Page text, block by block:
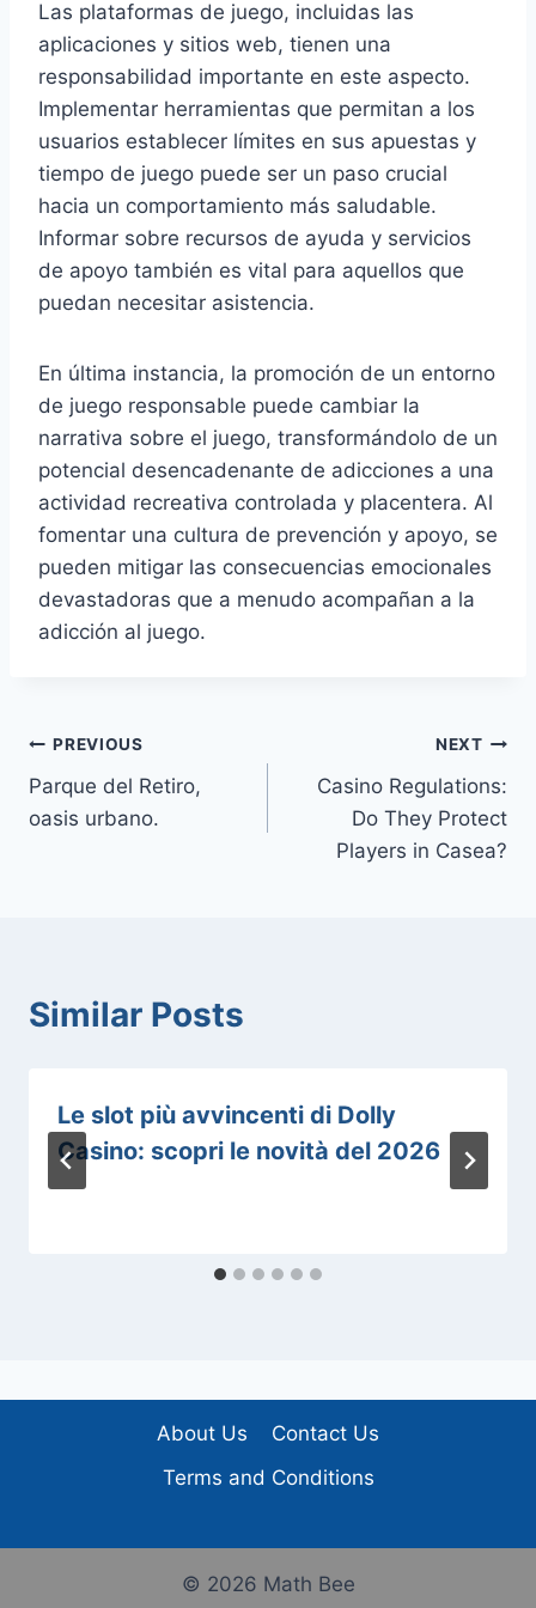
Las plataformas de juego, incluidas las
aplicaciones y sitios web, tienen una
responsabilidad importante en este aspecto.
Implementar herramientas que permitan a los
usuarios establecer límites en sus apuestas y
tiempo de juego puede ser un paso crucial
hacia un comportamiento más saludable.
Informar sobre recursos de ayuda y servicios
de apoyo también es vital para aquellos que
puedan necesitar asistencia.
En última instancia, la promoción de un entorno
de juego responsable puede cambiar la
narrativa sobre el juego, transformándolo de un
potencial desencadenante de adicciones a una
actividad recreativa controlada y placentera. Al
fomentar una cultura de prevención y apoyo, se
pueden mitigar las consecuencias emocionales
devastadoras que a menudo acompañan a la
adicción al juego.
Post
navigation
PREVIOUS
Parque del Retiro,
oasis urbano.
NEXT
Casino Regulations:
Do They Protect
Players in Casea?
Similar Posts
Le slot più avvincenti di Dolly
Casino: scopri le novità del 2026
About Us
Contact Us
Terms and Conditions
© 2026 Math Bee